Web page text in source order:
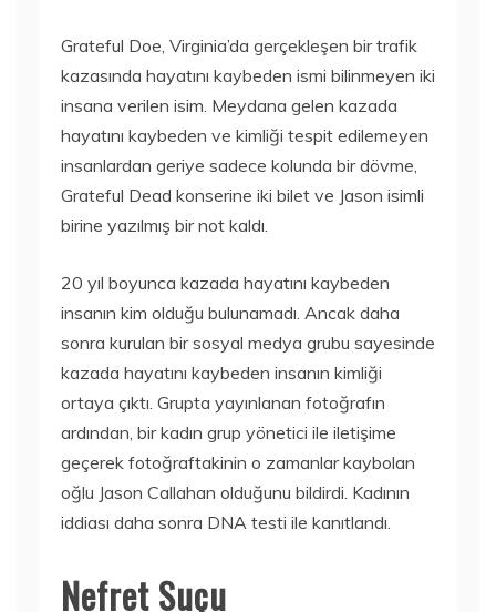
Grateful Doe, Virginia’da gerçekleşen bir trafik
kazasında hayatını kaybeden ismi bilinmeyen iki
insana verilen isim. Meydana gelen kazada
hayatını kaybeden ve kimliği tespit edilemeyen
insanlardan geriye sadece kolunda bir dövme,
Grateful Dead konserine iki bilet ve Jason isimli
birine yazılmış bir not kaldı.
20 yıl boyunca kazada hayatını kaybeden
insanın kim olduğu bulunamadı. Ancak daha
sonra kurulan bir sosyal medya grubu sayesinde
kazada hayatını kaybeden insanın kimliği
ortaya çıktı. Grupta yayınlanan fotoğrafın
ardından, bir kadın grup yönetici ile iletişime
geçerek fotoğraftakinin o zamanlar kaybolan
oğlu Jason Callahan olduğunu bildirdi. Kadının
iddiası daha sonra DNA testi ile kanıtlandı.
Nefret Suçu